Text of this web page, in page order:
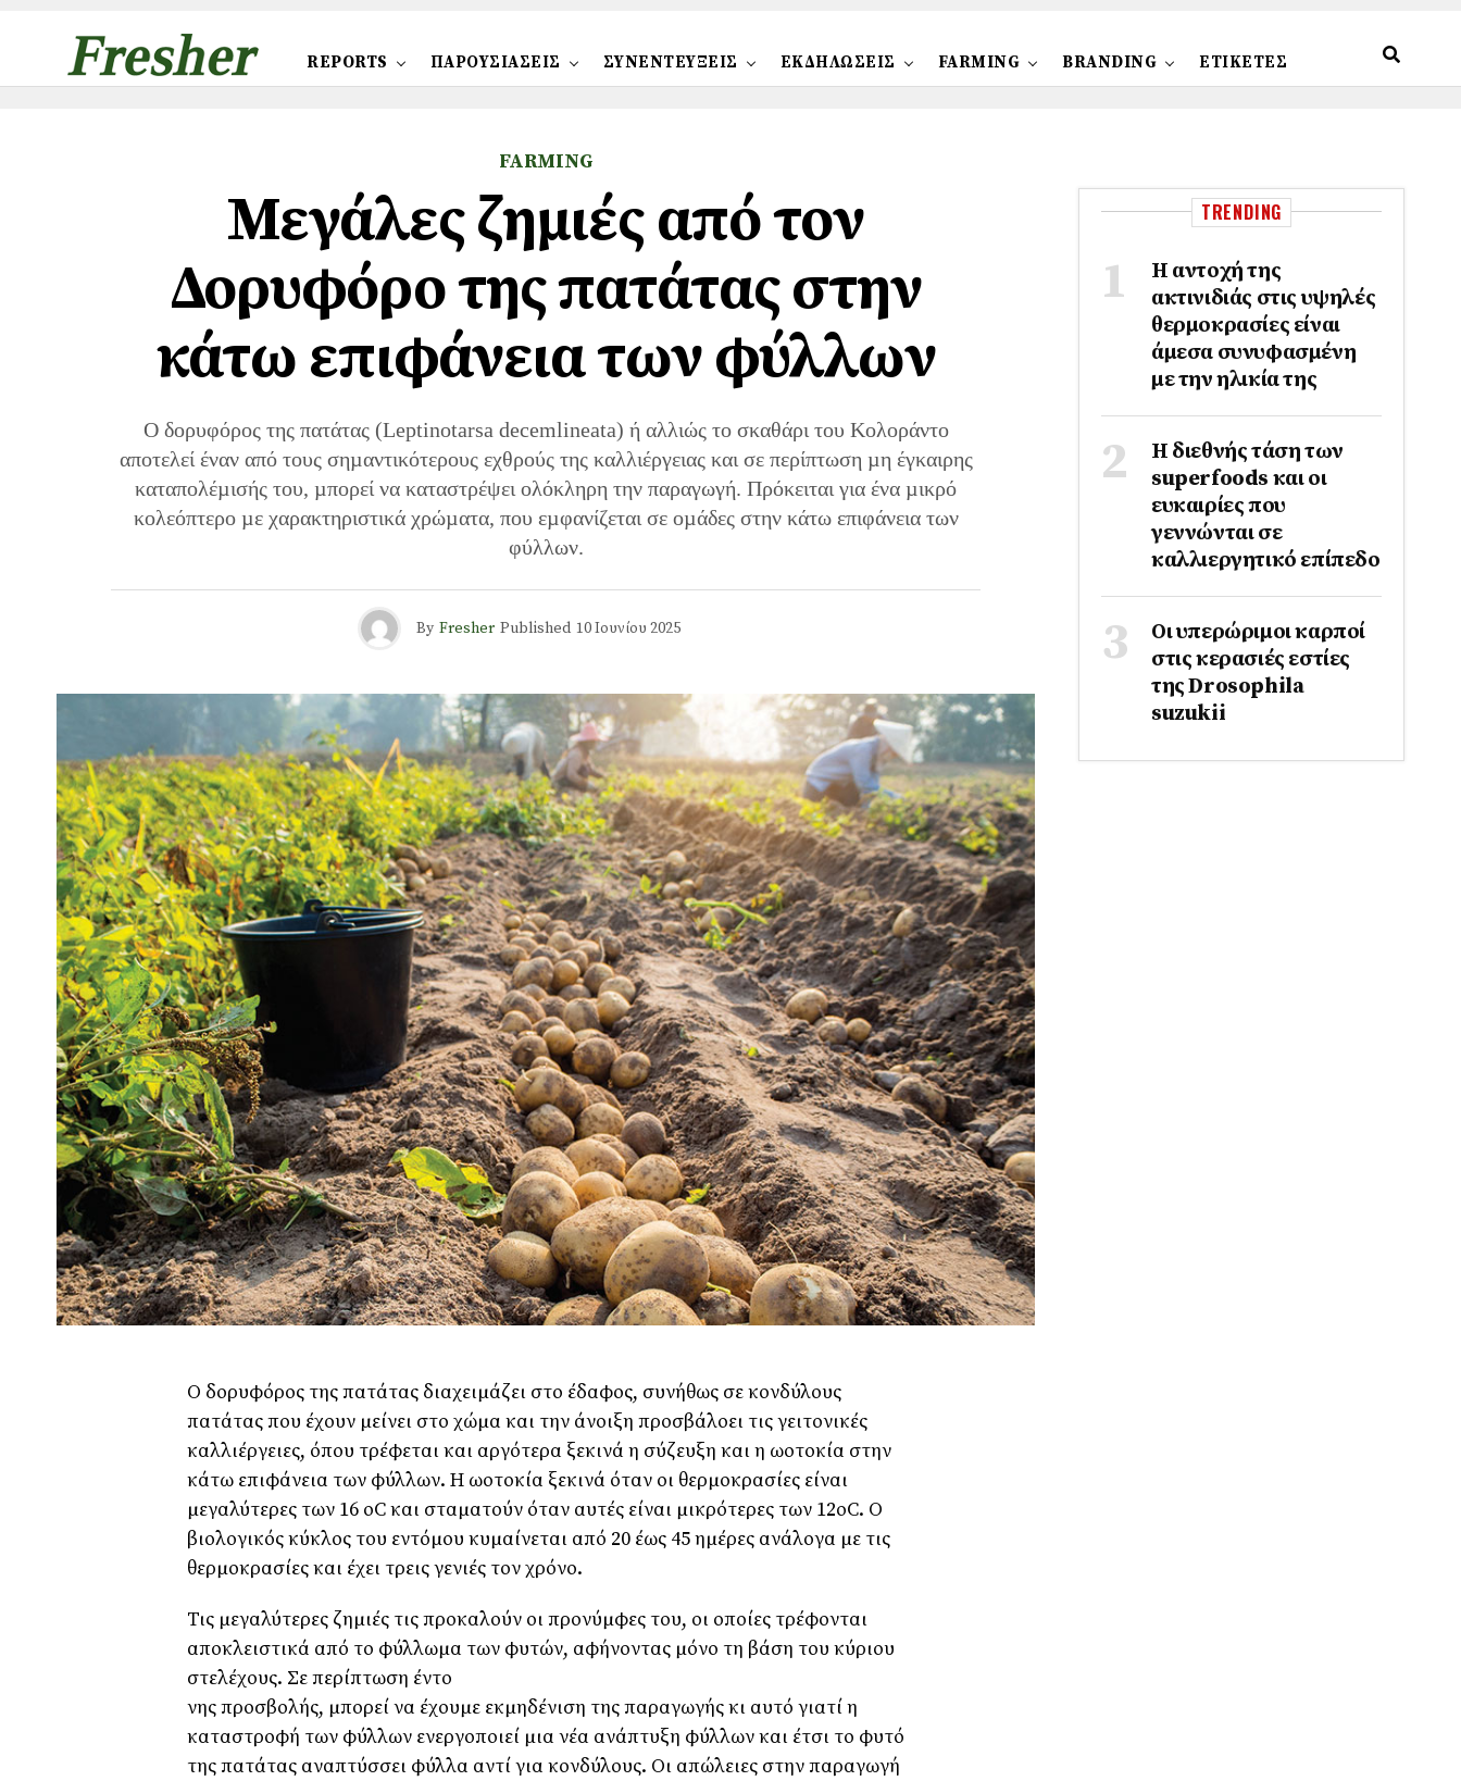
REPORTS ΠΑΡΟΥΣΙΑΣΕΙΣ ΣΥΝΕΝΤΕΥΞΕΙΣ ΕΚΔΗΛΩΣΕΙΣ FARMING BRANDING ΕΤΙΚΕΤΕΣ
FARMING
Μεγάλες ζημιές από τον
Δορυφόρο της πατάτας στην
κάτω επιφάνεια των φύλλων
Ο δορυφόρος της πατάτας (Leptinotarsa decemlineata) ή αλλιώς το σκαθάρι του Κολοράντο
αποτελεί έναν από τους σηµαντικότερους εχθρούς της καλλιέργειας και σε περίπτωση µη έγκαιρης
καταπολέµισής του, µπορεί να καταστρέψει ολόκληρη την παραγωγή. Πρόκειται για ένα µικρό
κολεόπτερο µε χαρακτηριστικά χρώµατα, που εµφανίζεται σε οµάδες στην κάτω επιφάνεια των
φύλλων.
By Fresher Published 10 Ιουνίου 2025
Ο δορυφόρος της πατάτας διαχειµάζει στο έδαφος, συνήθως σε κονδύλους
πατάτας που έχουν µείνει στο χώµα και την άνοιξη προσβάλοει τις γειτονικές
καλλιέργειες, όπου τρέφεται και αργότερα ξεκινά η σύζευξη και η ωοτοκία στην
κάτω επιφάνεια των φύλλων. Η ωοτοκία ξεκινά όταν οι θερµοκρασίες είναι
µεγαλύτερες των 16 οC και σταµατούν όταν αυτές είναι µικρότερες των 12οC. Ο
βιολογικός κύκλος του εντόµου κυµαίνεται από 20 έως 45 ηµέρες ανάλογα µε τις
θερµοκρασίες και έχει τρεις γενιές τον χρόνο.
Τις µεγαλύτερες ζηµιές τις προκαλούν οι προνύµφες του, οι οποίες τρέφονται
αποκλειστικά από το φύλλωµα των φυτών, αφήνοντας µόνο τη βάση του κύριου
στελέχους. Σε περίπτωση έντο
νης προσβολής, µπορεί να έχουµε εκµηδένιση της παραγωγής κι αυτό γιατί η
καταστροφή των φύλλων ενεργοποιεί µια νέα ανάπτυξη φύλλων και έτσι το φυτό
της πατάτας αναπτύσσει φύλλα αντί για κονδύλους. Οι απώλειες στην παραγωγή
TRENDING
Η αντοχή της
ακτινιδιάς στις υψηλές
θερμοκρασίες είναι
άμεσα συνυφασμένη
με την ηλικία της
Η διεθνής τάση των
superfoods και οι
ευκαιρίες που
γεννώνται σε
καλλιεργητικό επίπεδο
Οι υπερώριμοι καρποί
στις κερασιές εστίες
της Drosophila
suzukii